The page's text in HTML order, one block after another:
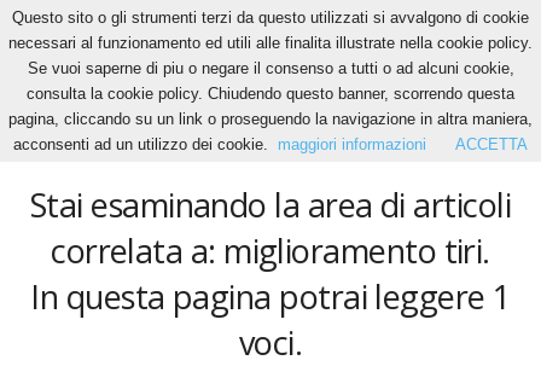
Home Tags Miglioramento tiri
miglioramento tiri
Stai esaminando la area di articoli
correlata a: miglioramento tiri.
In questa pagina potrai leggere 1
voci.
Questo sito o gli strumenti terzi da questo utilizzati si avvalgono di cookie
necessari al funzionamento ed utili alle finalita illustrate nella cookie policy.
Se vuoi saperne di piu o negare il consenso a tutti o ad alcuni cookie,
consulta la cookie policy. Chiudendo questo banner, scorrendo questa
pagina, cliccando su un link o proseguendo la navigazione in altra maniera,
acconsenti ad un utilizzo dei cookie.
maggiori informazioni ACCETTA